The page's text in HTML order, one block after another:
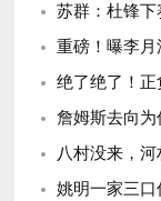
苏群：杜锋
重磅！曝李月汝或加盟
绝了绝了！正
詹姆斯去向
八村没来，河村
姚明一家三口低